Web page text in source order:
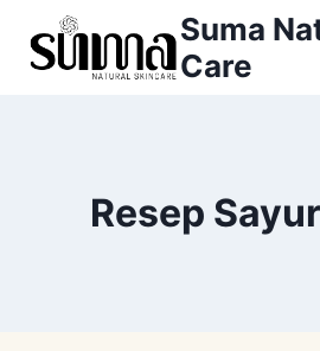
Suma
Care
Resep